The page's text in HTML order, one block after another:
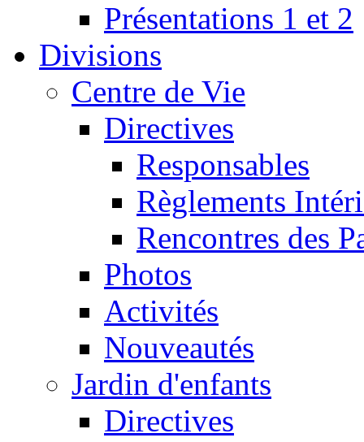
Présentations 1 et 2
Divisions
Centre de Vie
Directives
Responsables
Règlements
Rencontres des
Photos
Activités
Nouveautés
Jardin d'enfants
Directives